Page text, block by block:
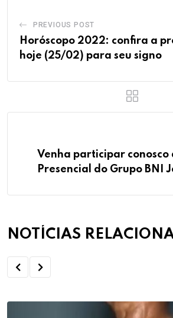
PREVIOUS POST
Horóscopo 2022: confira a
hoje (25/02) para seu signo
Venha participar conosco
Presencial do Grupo BNI
NOTÍCIAS